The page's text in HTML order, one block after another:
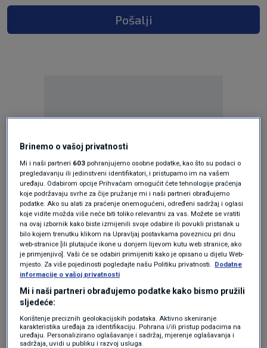
Pošalji
Oglas
Oglas
Brinemo o vašoj privatnosti
Mi i naši partneri 603 pohranjujemo osobne podatke, kao što su podaci o
pregledavanju ili jedinstveni identifikatori, i pristupamo im na vašem
uređaju. Odabirom opcije Prihvaćam omogućit ćete tehnologije praćenja
koje podržavaju svrhe za čije pružanje mi i naši partneri obrađujemo
podatke. Ako su alati za praćenje onemogućeni, određeni sadržaj i oglasi
koje vidite možda više neće biti toliko relevantni za vas. Možete se vratiti
na ovaj izbornik kako biste izmijenili svoje odabire ili povukli pristanak u
bilo kojem trenutku klikom na Upravljaj postavkama poveznicu pri dnu
web-stranice [ili plutajuće ikone u donjem lijevom kutu web stranice, ako
je primjenjivo]. Vaši će se odabiri primijeniti kako je opisano u dijelu Web-
mjesto. Za više pojedinosti pogledajte našu Politiku privatnosti.
Dodatne
informacije o vašoj privatnosti
Mi i naši partneri obrađujemo podatke kako bismo pružili
sljedeće:
Korištenje preciznih geolokacijskih podataka. Aktivno skeniranje
karakteristika uređaja za identifikaciju. Pohrana i/ili pristup podacima na
uređaju. Personalizirano oglašavanje i sadržaj, mjerenje oglašavanja i
sadržaja, uvidi u publiku i razvoj usluga.